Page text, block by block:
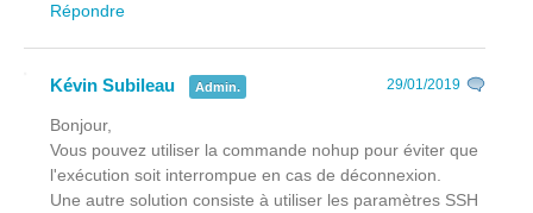
Répondre
Kévin Subileau Admin. 29/01/2019
Bonjour,
Vous pouvez utiliser la commande nohup pour éviter que
l'exécution soit interrompue en cas de déconnexion.
Une autre solution consiste à utiliser les paramètres SSH